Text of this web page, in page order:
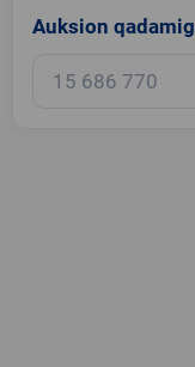
Auksion